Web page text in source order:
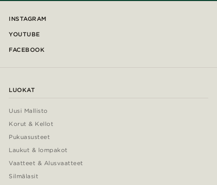
INSTAGRAM
YOUTUBE
FACEBOOK
LUOKAT
Uusi Mallisto
Korut & Kellot
Pukuasusteet
Laukut & lompakot
Vaatteet & Alusvaatteet
Silmälasit